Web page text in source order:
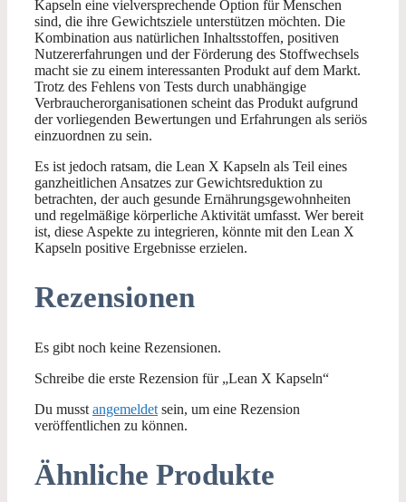
Kapseln eine vielversprechende Option für Menschen
sind, die ihre Gewichtsziele unterstützen möchten. Die
Kombination aus natürlichen Inhaltsstoffen, positiven
Nutzererfahrungen und der Förderung des Stoffwechsels
macht sie zu einem interessanten Produkt auf dem Markt.
Trotz des Fehlens von Tests durch unabhängige
Verbraucherorganisationen scheint das Produkt aufgrund
der vorliegenden Bewertungen und Erfahrungen als seriös
einzuordnen zu sein.
Es ist jedoch ratsam, die Lean X Kapseln als Teil eines
ganzheitlichen Ansatzes zur Gewichtsreduktion zu
betrachten, der auch gesunde Ernährungsgewohnheiten
und regelmäßige körperliche Aktivität umfasst. Wer bereit
ist, diese Aspekte zu integrieren, könnte mit den Lean X
Kapseln positive Ergebnisse erzielen.
Rezensionen
Es gibt noch keine Rezensionen.
Schreibe die erste Rezension für „Lean X Kapseln“
Du musst angemeldet sein, um eine Rezension
veröffentlichen zu können.
Ähnliche Produkte